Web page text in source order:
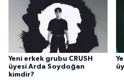
Yeni erkek grubu CRUSH
üyesi Arda Soydoğan
kimdir?